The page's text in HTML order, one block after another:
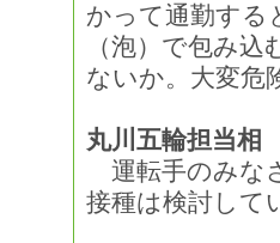
かって通勤する
（泡）で包み
ないか。大変危
丸川五輪担当相
運転手のみな
接種は検討して